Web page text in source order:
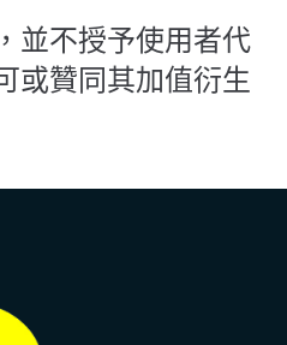
並不授予使用者代
或贊同其加值衍生